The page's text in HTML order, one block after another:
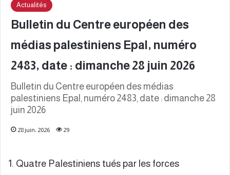
Actualités
Bulletin du Centre européen des
médias palestiniens Epal, numéro
2483, date : dimanche 28 juin 2026
Bulletin du Centre européen des médias
palestiniens Epal, numéro 2483, date : dimanche 28
juin 2026
28 juin، 2026 29
1. Quatre Palestiniens tués par les forces